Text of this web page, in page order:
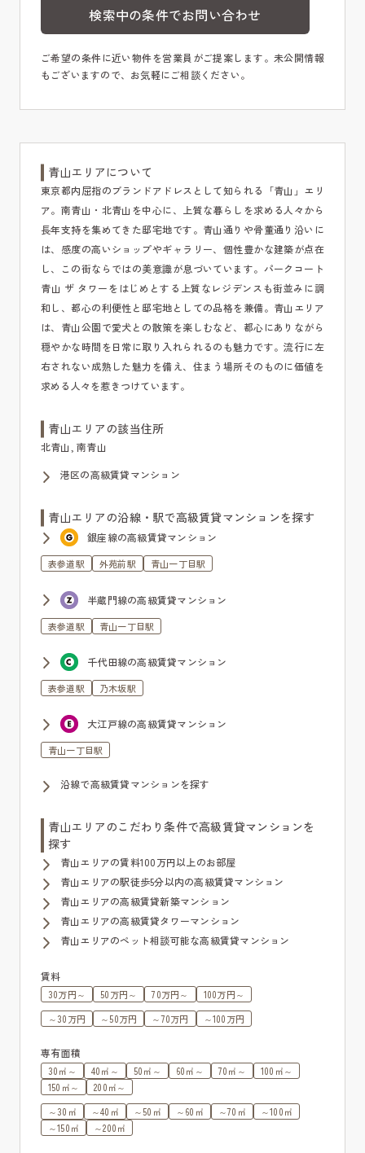
検索中の条件でお問い合わせ
ご希望の条件に近い物件を営業員がご提案します。未公開情報
もございますので、お気軽にご相談ください。
青山エリアについて
東京都内屈指のブランドアドレスとして知られる「青山」エリ
ア。南青山・北青山を中心に、上質な暮らしを求める人々から
長年支持を集めてきた邸宅地です。青山通りや骨董通り沿いに
は、感度の高いショップやギャラリー、個性豊かな建築が点在
し、この街ならではの美意識が息づいています。パークコート
青山 ザ タワーをはじめとする上質なレジデンスも街並みに調
和し、都心の利便性と邸宅地としての品格を兼備。青山エリア
は、青山公園で愛犬との散策を楽しむなど、都心にありながら
穏やかな時間を日常に取り入れられるのも魅力です。流行に左
右されない成熟した魅力を備え、住まう場所そのものに価値を
求める人々を惹きつけています。
青山エリアの該当住所
北青山, 南青山
港区の高級賃貸マンション
青山エリアの沿線・駅で高級賃貸マンションを探す
銀座線の高級賃貸マンション
表参道駅 外苑前駅 青山一丁目駅
半蔵門線の高級賃貸マンション
表参道駅 青山一丁目駅
千代田線の高級賃貸マンション
表参道駅 乃木坂駅
大江戸線の高級賃貸マンション
青山一丁目駅
沿線で高級賃貸マンションを探す
青山エリアのこだわり条件で高級賃貸マンションを
探す
青山エリアの賃料100万円以上のお部屋
青山エリアの駅徒歩5分以内の高級賃貸マンション
青山エリアの高級賃貸新築マンション
青山エリアの高級賃貸タワーマンション
青山エリアのペット相談可能な高級賃貸マンション
賃料
30万円～ 50万円～ 70万円～
100万円～
～30万円
～50万円 ～70万円 ～100万円
専有面積
30㎡～ 40㎡～ 50㎡～ 60㎡～ 70㎡～
100㎡～
150㎡～
200㎡～
～30㎡
～40㎡ ～50㎡ ～60㎡ ～70㎡
～100㎡
～150㎡
～200㎡